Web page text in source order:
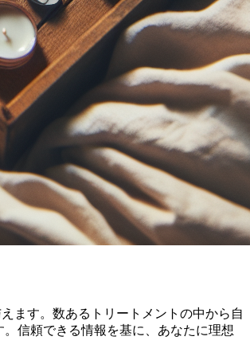
ます。数あるトリートメントの中から自
信頼できる情報を基に、あなたに理想